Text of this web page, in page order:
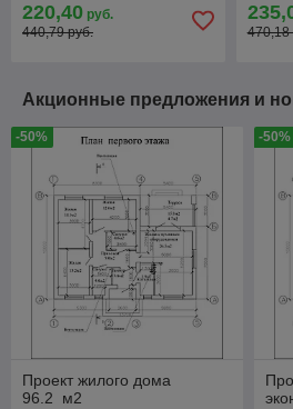
220,40 руб.
440,79 руб.
470,18
Акционные предложения и
-50%
Проект жилого дома
96.2 м2
-50%